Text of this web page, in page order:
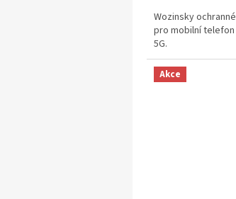
Wozinsky
pro mobilní telefon
5G.
Akce